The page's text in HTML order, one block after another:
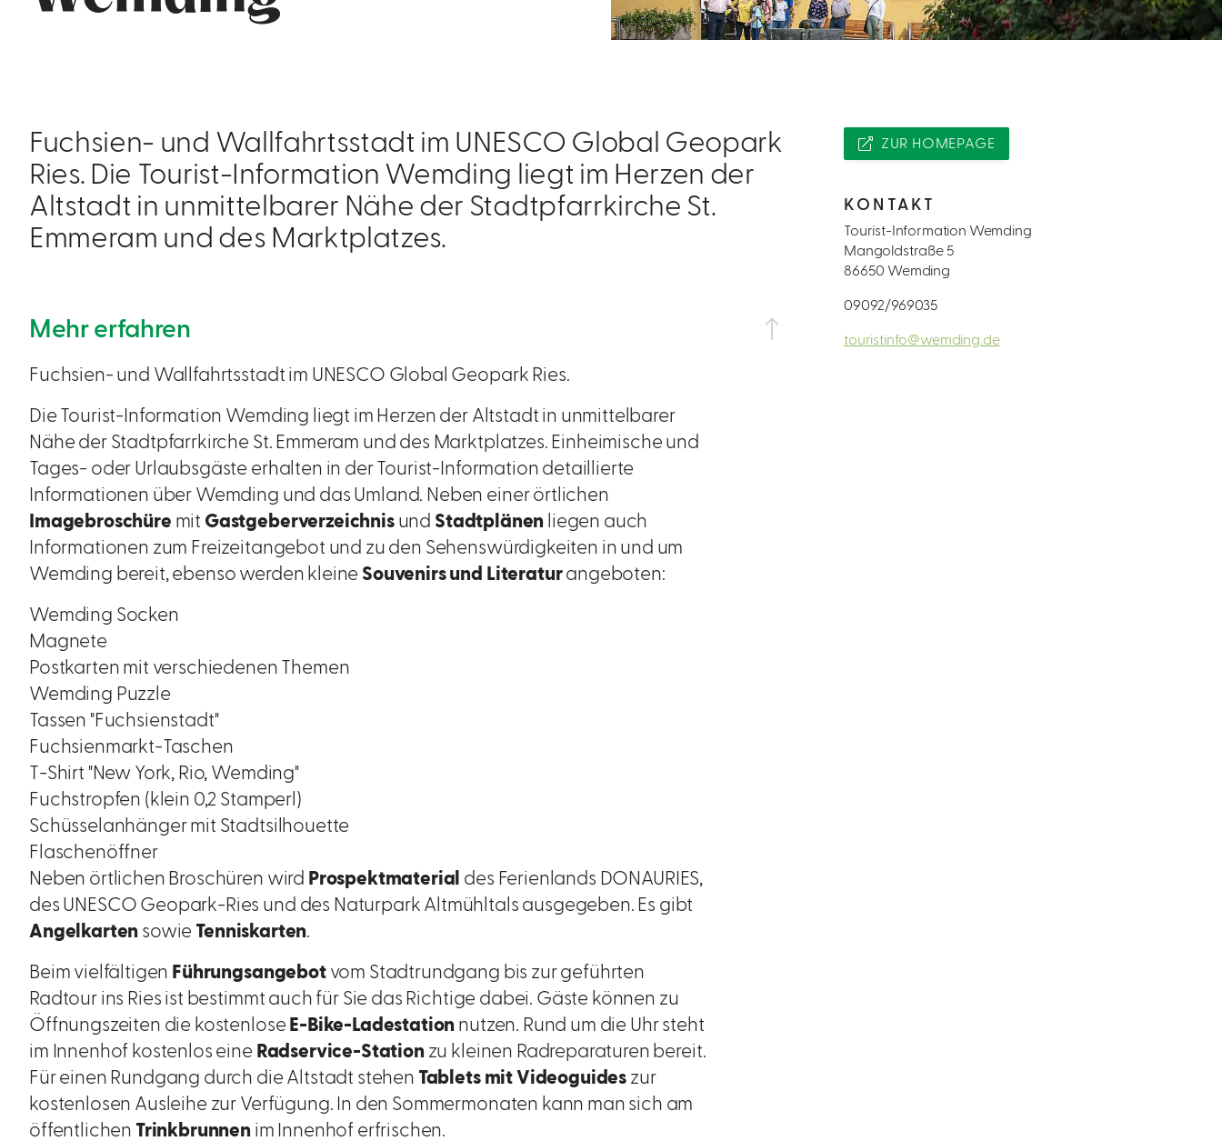
Fuchsien- und Wallfahrtsstadt im UNESCO Global Geopark
Ries. Die Tourist-Information Wemding liegt im Herzen der
Altstadt in unmittelbarer Nähe der Stadtpfarrkirche St.
Emmeram und des Marktplatzes.
Mehr erfahren
Fuchsien- und Wallfahrtsstadt im UNESCO Global Geopark Ries.
Die Tourist-Information Wemding liegt im Herzen der Altstadt in unmittelbarer
Nähe der Stadtpfarrkirche St. Emmeram und des Marktplatzes. Einheimische und
Tages- oder Urlaubsgäste erhalten in der Tourist-Information detaillierte
Informationen über Wemding und das Umland. Neben einer örtlichen
Imagebroschüre mit Gastgeberverzeichnisund Stadtplänen liegen auch
Informationen zum Freizeitangebot und zu den Sehenswürdigkeiten in und um
Wemding bereit, ebenso werden kleine Souvenirs und Literaturangeboten:
Wemding Socken
Magnete
Postkarten mit verschiedenen Themen
Wemding Puzzle
Tassen "Fuchsienstadt"
Fuchsienmarkt-Taschen
T-Shirt "New York, Rio, Wemding"
Fuchstropfen (klein 0,2 Stamperl)
Schüsselanhänger mit Stadtsilhouette
Flaschenöffner
Neben örtlichen Broschüren wird Prospektmaterial des Ferienlands DONAURIES,
des UNESCO Geopark-Ries und des Naturpark Altmühltals ausgegeben. Es gibt
Angelkarten sowie Tenniskarten.
Beim vielfältigen Führungsangebotvom Stadtrundgang bis zur geführten
Radtour ins Ries ist bestimmt auch für Sie das Richtige dabei. Gäste können zu
Öffnungszeiten die kostenlose E-Bike-Ladestation nutzen. Rund um die Uhr steht
im Innenhof kostenlos eine Radservice-Stationzu kleinen Radreparaturen bereit.
Für einen Rundgang durch die Altstadt stehen Tablets mit Videoguides zur
kostenlosen Ausleihe zur Verfügung. In den Sommermonaten kann man sich am
öffentlichen Trinkbrunnen im Innenhof erfrischen.
ZUR HOMEPAGE
KONTAKT
Tourist-Information Wemding
Mangoldstraße 5
86650 Wemding
09092/969035
touristinfo@wemding.de